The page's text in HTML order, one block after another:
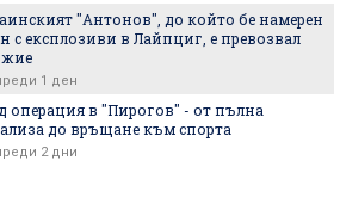
"Антонов", до който бе намерен
с експлозиви в Лайпциг, е превозвал
1 ден
операция в "Пирогов" - от пълна
до връщане към спорта
2 дни